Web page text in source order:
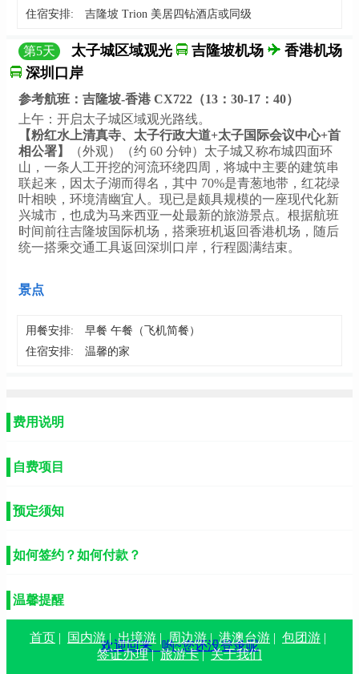
住宿安排:
吉隆坡 Trion 美居四钻酒店或同级
第5天 太子城区域观光 吉隆坡机场
香港机场
深圳口岸
参考航班：吉隆坡-香港 CX722（13：30-17：40）
上午：开启太子城区域观光路线。
【粉红水上清真寺、太子行政大道+太子国际会议中心+首
相公署】
（外观）（约 60 分钟）太子城又称布城四面环
山，一条人工开挖的河流环绕四周，将城中主要的建筑串
联起来，因太子湖而得名，其中 70%是青葱地带，红花绿
叶相映，环境清幽宜人。现已是颇具规模的一座现代化新
兴城市，也成为马来西亚一处最新的旅游景点。根据航班
时间前往吉隆坡国际机场，搭乘班机返回香港机场，随后
统一搭乘交通工具返回深圳口岸，行程圆满结束。
景点
用餐安排:
早餐 午餐（飞机简餐）
住宿安排:
温馨的家
费用说明
自费项目
预定须知
如何签约？如何付款？
温馨提醒
欢迎回来哟~您还没登录呢
首页 | 国内游|出境游 |周边游|港澳台游 | 包团游 |
签证办理|旅游卡|关于我们